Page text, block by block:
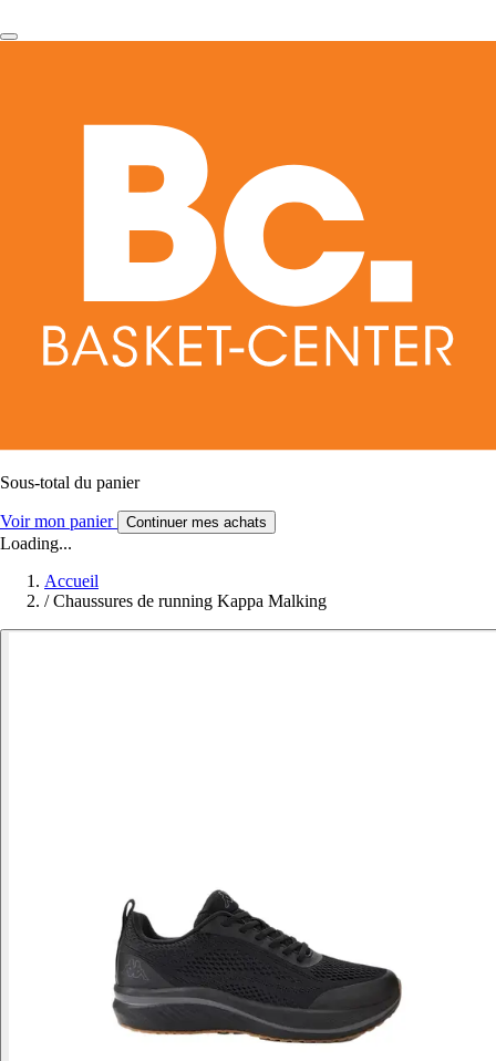
Sous-total du panier
Voir mon panier Continuer mes achats
Loading...
Accueil
/ Chaussures de running Kappa Malking